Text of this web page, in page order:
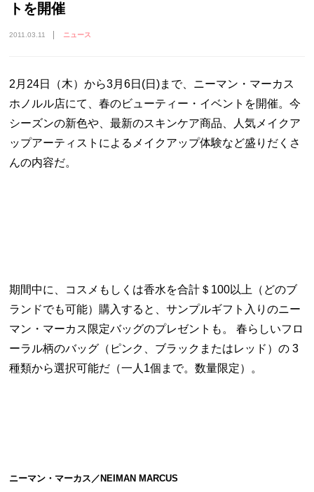
トを開催
2011.03.11 ニュース
2月24日（木）から3月6日(日)まで、ニーマン・マーカス
ホノルル店にて、春のビューティー・イベントを開催。今
シーズンの新色や、最新のスキンケア商品、人気メイクア
ップアーティストによるメイクアップ体験など盛りだくさ
んの内容だ。
期間中に、コスメもしくは香水を合計＄100以上（どのブ
ランドでも可能）購入すると、サンプルギフト入りのニー
マン・マーカス限定バッグのプレゼントも。 春らしいフロ
ーラル柄のバッグ（ピンク、ブラックまたはレッド）の 3
種類から選択可能だ（一人1個まで。数量限定）。
ニーマン・マーカス／NEIMAN MARCUS